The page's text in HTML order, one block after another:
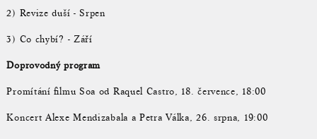
2) Revize duší - Srpen
3) Co chybí? - Září
Doprovodný program
Promítání filmu Soa od Raquel Castro, 18. července, 18:00
Koncert Alexe Mendizabala a Petra Válka, 26. srpna, 19:00